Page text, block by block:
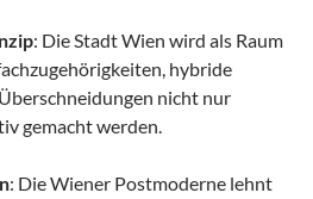
: Die Stadt Wien wird als Raum
hybride
nicht nur
gemacht werden.
: Die Wiener Postmoderne lehnt